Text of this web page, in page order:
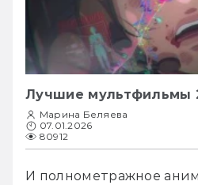
Лучшие мультфильмы
Марина Беляева
07.01.2026
80912
И полнометражное